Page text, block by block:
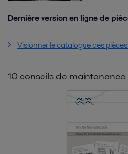
Dernière version en ligne de
Visionner le catalogue des
10 conseils de maintenance